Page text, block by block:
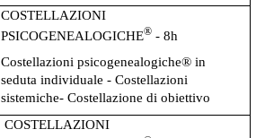
COSTELLAZIONI
PSICOGENEALOGICHE® - 8h
Costellazioni psicogenealogiche® in
seduta individuale - Costellazioni
sistemiche- Costellazione di obiettivo
COSTELLAZIONI